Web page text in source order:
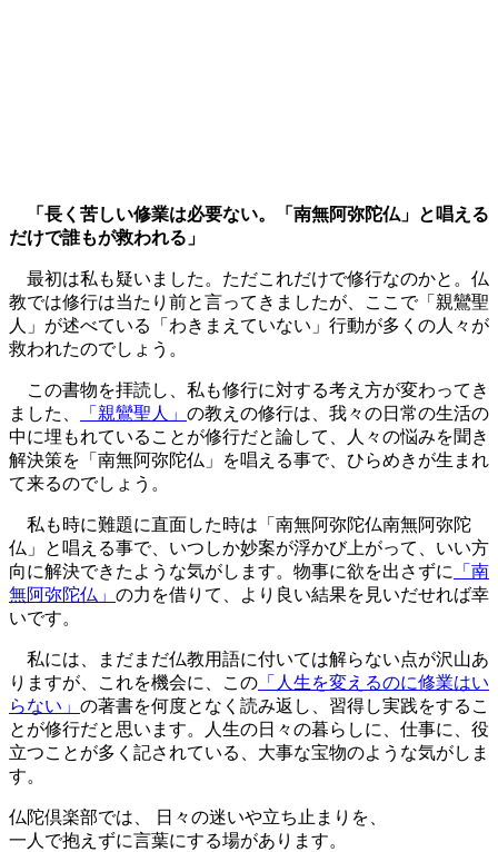
「長く苦しい修業は必要ない。「南無阿弥陀仏」と唱える
だけで誰もが救われる」
最初は私も疑いました。ただこれだけで修行なのかと。仏
教では修行は当たり前と言ってきましたが、ここで「親鸞聖
人」が述べている「わきまえていない」行動が多くの人々が
救われたのでしょう。
この書物を拝読し、私も修行に対する考え方が変わってき
ました、
「親鸞聖人」 の教えの修行は、我々の日常の生活の
中に埋もれていることが修行だと論して、人々の悩みを聞き
解決策を「南無阿弥陀仏」を唱える事で、ひらめきが生まれ
て来るのでしょう。
私も時に難題に直面した時は「南無阿弥陀仏南無阿弥陀
仏」と唱える事で、いつしか妙案が浮かび上がって、いい方
向に解決できたような気がします。物事に欲を出さずに
「南
無阿弥陀仏」 の力を借りて、より良い結果を見いだせれば幸
いです。
私には、まだまだ仏教用語に付いては解らない点が沢山あ
りますが、これを機会に、この 「人生を変えるのに修業はい
らない」 の著書を何度となく読み返し、習得し実践をするこ
とが修行だと思います。人生の日々の暮らしに、仕事に、役
立つことが多く記されている、大事な宝物のような気がしま
す。
仏陀倶楽部では、 日々の迷いや立ち止まりを、
一人で抱えずに言葉にする場があります。